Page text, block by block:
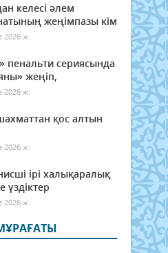
келесі әлем
жеңімпазы кім
2026 ж.
пенальти сериясында
жеңіп,
2026 ж.
қос алтын
2026 ж.
ірі халықаралық
үздіктер
2026 ж.